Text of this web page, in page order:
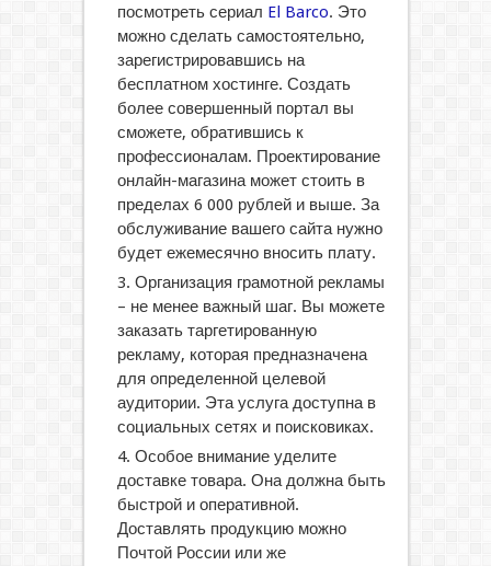
посмотреть сериал El Barco. Это
можно сделать самостоятельно,
зарегистрировавшись на
бесплатном хостинге. Создать
более совершенный портал вы
сможете, обратившись к
профессионалам. Проектирование
онлайн-магазина может стоить в
пределах 6 000 рублей и выше. За
обслуживание вашего сайта нужно
будет ежемесячно вносить плату.
Организация грамотной рекламы
– не менее важный шаг. Вы можете
заказать таргетированную
рекламу, которая предназначена
для определенной целевой
аудитории. Эта услуга доступна в
социальных сетях и поисковиках.
Особое внимание уделите
доставке товара. Она должна быть
быстрой и оперативной.
Доставлять продукцию можно
Почтой России или же